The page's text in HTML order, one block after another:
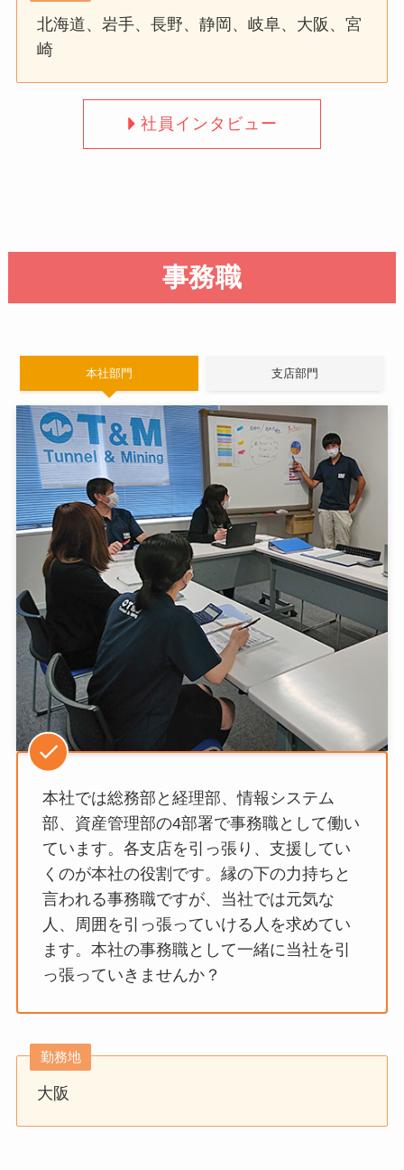
北海道、岩手、長野、静岡、岐阜、大阪、宮
崎
社員インタビュー
事務職
本社部門 支店部門
本社では総務部と経理部、情報システム
部、資産管理部の4部署で事務職として働い
ています。各支店を引っ張り、支援してい
くのが本社の役割です。縁の下の力持ちと
言われる事務職ですが、当社では元気な
人、周囲を引っ張っていける人を求めてい
ます。本社の事務職として一緒に当社を引
っ張っていきませんか？
勤務地
大阪